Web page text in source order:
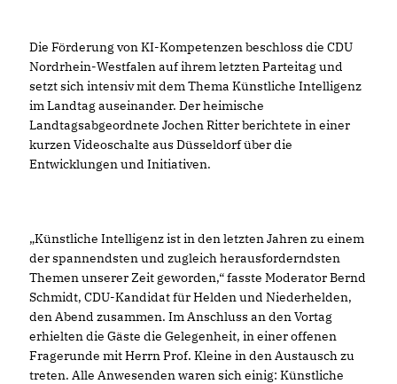
Die Förderung von KI-Kompetenzen beschloss die CDU
Nordrhein-Westfalen auf ihrem letzten Parteitag und
setzt sich intensiv mit dem Thema Künstliche Intelligenz
im Landtag auseinander. Der heimische
Landtagsabgeordnete Jochen Ritter berichtete in einer
kurzen Videoschalte aus Düsseldorf über die
Entwicklungen und Initiativen.
Künstliche Intelligenz ist in den letzten Jahren zu einem
der spannendsten und zugleich herausforderndsten
Themen unserer Zeit geworden,“ fasste Moderator Bernd
Schmidt, CDU-Kandidat für Helden und Niederhelden,
den Abend zusammen. Im Anschluss an den Vortag
erhielten die Gäste die Gelegenheit, in einer offenen
Fragerunde mit Herrn Prof. Kleine in den Austausch zu
treten. Alle Anwesenden waren sich einig: Künstliche